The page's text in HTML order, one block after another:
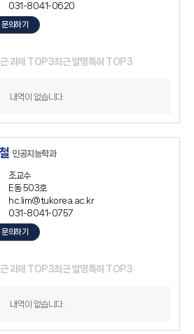
031-8041-0620
문의하기
과제 TOP3최근 발명특허 TOP3
내역이 없습니다.
인공지능학과
조교수
E동 503호
hc.lim@tukorea.ac.kr
031-8041-0757
문의하기
과제 TOP3최근 발명특허 TOP3
내역이 없습니다.